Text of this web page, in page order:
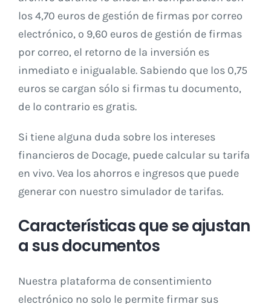
los 4,70 euros de gestión de firmas por correo
electrónico, o 9,60 euros de gestión de firmas
por correo, el retorno de la inversión es
inmediato e inigualable. Sabiendo que los 0,75
euros se cargan sólo si firmas tu documento,
de lo contrario es gratis.
Si tiene alguna duda sobre los intereses
financieros de Docage, puede calcular su tarifa
en vivo. Vea los ahorros e ingresos que puede
generar con nuestro simulador detarifas.
Características que se ajustan
a sus documentos
Nuestra plataforma de consentimiento
electrónico no solo le permite firmar sus